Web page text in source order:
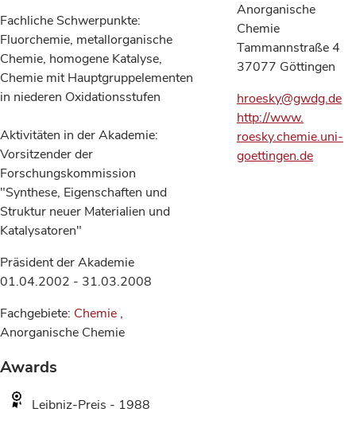
Fachliche Schwerpunkte:
Fluorchemie, metallorganische
Chemie, homogene Katalyse,
Chemie mit Hauptgruppelementen
in niederen Oxidationsstufen
Aktivitäten in der Akademie:
Vorsitzender der
Forschungskommission
"Synthese, Eigenschaften und
Struktur neuer Materialien und
Katalysatoren"
Präsident der Akademie
01.04.2002 - 31.03.2008
Fachgebiete: Chemie ,
Anorganische Chemie
Awards
Leibniz-Preis - 1988
Anorganische
Chemie
Tammannstraße 4
37077 Göttingen
hroesky@gwdg.de
http://www.
roesky.chemie.uni-
goettingen.de